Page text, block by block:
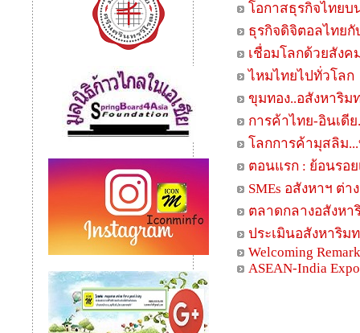
โอกาสธุรกิจไทย
ธุรกิจดิจิตอลไทย
เชื่อมโลกด้วยสังค
ไหมไทยไปทั่วโลก
ขุมทอง..อสังหาริม
การค้าไทย-อินเดี
โลกการค้ามุสลิม
ตอนแรก : ย้อนรอ
SMEs อสังหาฯ ต่
ตลาดกลางอสังหา
ประเมินอสังหาริม
Welcoming
ASEAN-India